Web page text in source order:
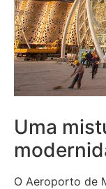
Uma
O Aeroporto de